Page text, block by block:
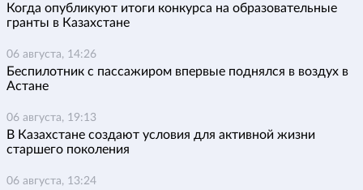
Когда опубликуют итоги конкурса на образовательные
гранты в Казахстане
06 августа, 14:26
Беспилотник с пассажиром впервые поднялся в воздух в
Астане
06 августа, 19:13
В Казахстане создают условия для активной жизни
старшего поколения
06 августа, 13:24